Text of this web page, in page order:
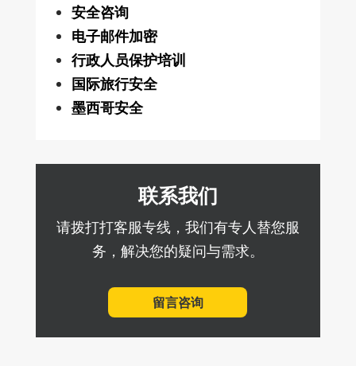
安全咨询
电子邮件加密
行政人员保护培训
国际旅行安全
墨西哥安全
联系我们
请拨打打客服专线，我们有专人替您服
务，解决您的疑问与需求。
留言咨询